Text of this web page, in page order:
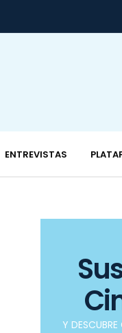
ENTREVISTAS
Y